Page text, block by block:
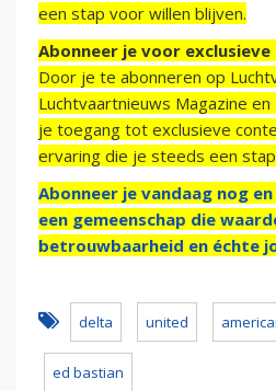
een stap voor willen blijven.
Abonneer je voor
Door je te abonneren op
Luchtvaartnieuws Magazine
je toegang tot exclusieve
ervaring die je steeds een
Abonneer je vandaag nog
een gemeenschap die
betrouwbaarheid en échte
delta united
ed bastian